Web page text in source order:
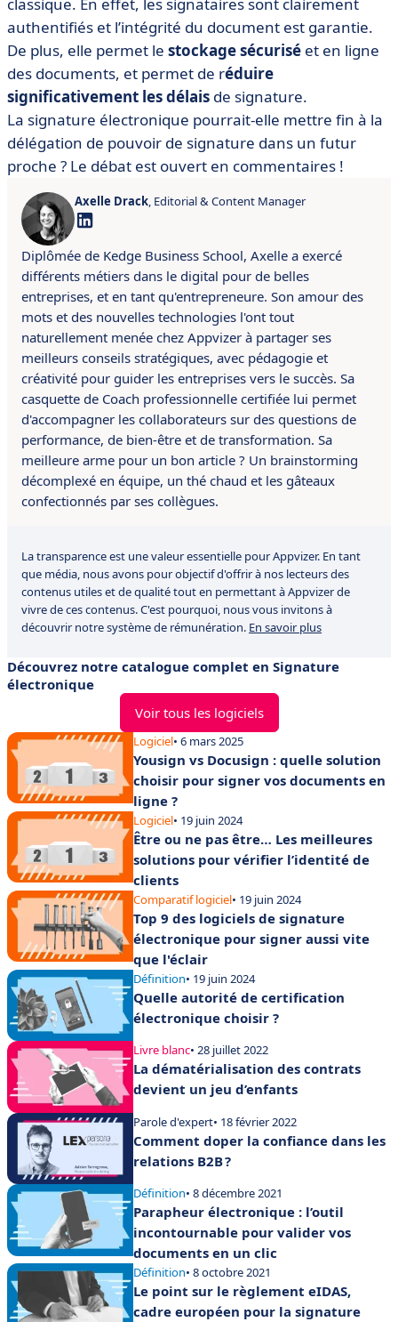
authentifiés et l’intégrité du document est garantie.
De plus, elle permet le stockage sécurisé et en ligne
des documents, et permet de réduire
significativement les délais de signature.
La signature électronique pourrait-elle mettre fin à la
délégation de pouvoir de signature dans un futur
proche ? Le débat est ouvert en commentaires !
Axelle Drack, Editorial & Content Manager
Diplômée de Kedge Business School, Axelle a exercé
différents métiers dans le digital pour de belles
entreprises, et en tant qu'entrepreneure. Son amour des
mots et des nouvelles technologies l'ont tout
naturellement menée chez Appvizer à partager ses
meilleurs conseils stratégiques, avec pédagogie et
créativité pour guider les entreprises vers le succès. Sa
casquette de Coach professionnelle certifiée lui permet
d'accompagner les collaborateurs sur des questions de
performance, de bien-être et de transformation. Sa
meilleure arme pour un bon article ? Un brainstorming
décomplexé en équipe, un thé chaud et les gâteaux
confectionnés par ses collègues.
La transparence est une valeur essentielle pour Appvizer. En tant
que média, nous avons pour objectif d'offrir à nos lecteurs des
contenus utiles et de qualité tout en permettant à Appvizer de
vivre de ces contenus. C'est pourquoi, nous vous invitons à
découvrir notre système de rémunération. En savoir plus
Découvrez notre catalogue complet en Signature
électronique
Voir tous les logiciels
Logiciel• 6 mars 2025
Yousign vs Docusign : quelle solution
choisir pour signer vos documents en
ligne ?
Logiciel• 19 juin 2024
Être ou ne pas être… Les meilleures
solutions pour vérifier l’identité de
clients
Comparatif logiciel• 19 juin 2024
Top 9 des logiciels de signature
électronique pour signer aussi vite
que l'éclair
Définition• 19 juin 2024
Quelle autorité de certification
électronique choisir ?
Livre blanc• 28 juillet 2022
La dématérialisation des contrats
devient un jeu d’enfants
Parole d'expert• 18 février 2022
Comment doper la confiance dans les
relations B2B ?
Définition• 8 décembre 2021
Parapheur électronique : l’outil
incontournable pour valider vos
documents en un clic
Définition• 8 octobre 2021
Le point sur le règlement eIDAS,
cadre européen pour la signature